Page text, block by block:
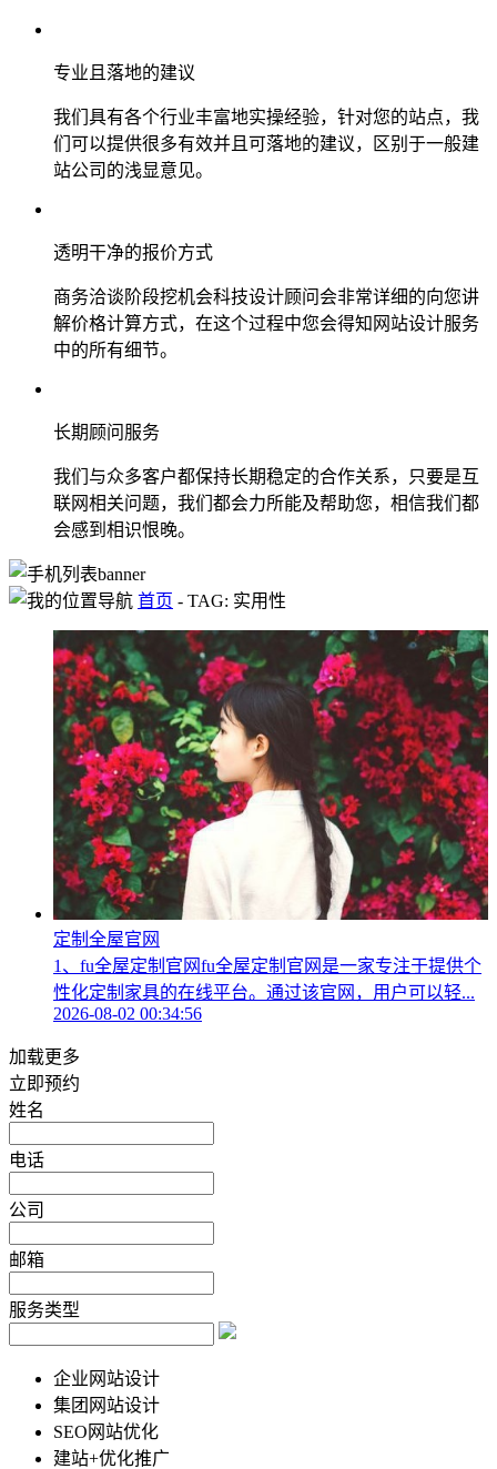
专业且落地的建议
我们具有各个行业丰富地实操经验，针对您的站点，我
们可以提供很多有效并且可落地的建议，区别于一般建
站公司的浅显意见。
透明干净的报价方式
商务洽谈阶段挖机会科技设计顾问会非常详细的向您讲
解价格计算方式，在这个过程中您会得知网站设计服务
中的所有细节。
长期顾问服务
我们与众多客户都保持长期稳定的合作关系，只要是互
联网相关问题，我们都会力所能及帮助您，相信我们都
会感到相识恨晚。
首页 - TAG: 实用性
定制全屋官网
1、fu全屋定制官网fu全屋定制官网是一家专注于提供个
性化定制家具的在线平台。通过该官网，用户可以轻...
2026-08-02 00:34:56
加载更多
立即预约
姓名
电话
公司
邮箱
服务类型
企业网站设计
集团网站设计
SEO网站优化
建站+优化推广